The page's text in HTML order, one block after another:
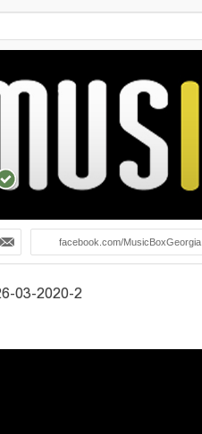
facebook.com/MusicBoxGeorgia
03-2020-2